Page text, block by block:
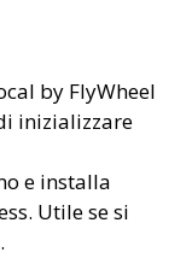
by FlyWheel
inizializzare
e installa
Utile se si